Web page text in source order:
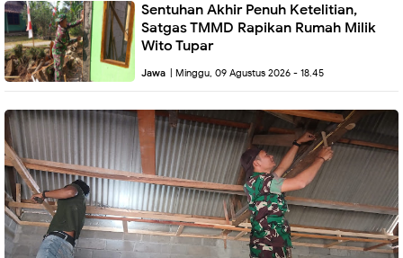
Sentuhan Akhir Penuh Ketelitian,
Satgas TMMD Rapikan Rumah Milik
Wito Tupar
Jawa | Minggu, 09 Agustus 2026 - 18.45